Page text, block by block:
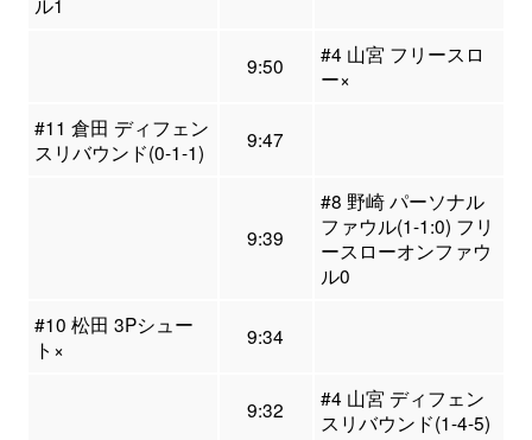
9:50
#4 山宮 フリースロ
ー×
#11 倉田 ディフェン
スリバウンド(0-1-1)
9:47
9:39
#8 野崎 パーソナル
ファウル(1-1:0) フリ
ースローオンファウ
ル0
#10 松田 3Pシュー
ト×
9:34
9:32
#4 山宮 ディフェン
スリバウンド(1-4-5)